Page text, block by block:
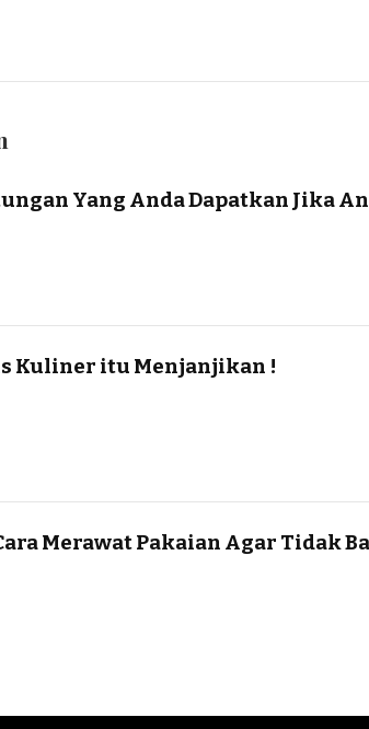
Yang Anda Dapatkan Jika
Kuliner itu Menjanjikan !
Merawat Pakaian Agar Tidak